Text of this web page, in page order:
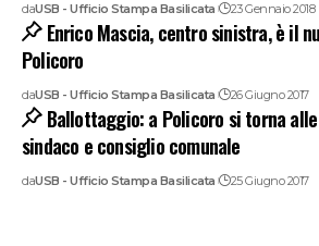
daUSB - Ufficio Stampa Basilicata 23 Gennaio 2018
Enrico Mascia, centro sinistra, è il
Policoro
daUSB - Ufficio Stampa Basilicata 26 Giugno 2017
Ballottaggio: a Policoro si torna
sindaco e consiglio comunale
daUSB - Ufficio Stampa Basilicata 25 Giugno 2017